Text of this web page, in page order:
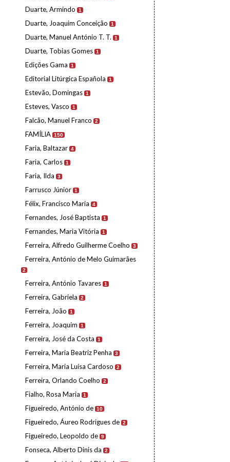
Duarte, Armindo 1
Duarte, Joaquim Conceição 1
Duarte, Manuel António T. T. 1
Duarte, Tobias Gomes 1
Edições Gama 1
Editorial Litúrgica Española 1
Estevão, Domingas 1
Esteves, Vasco 1
Falcão, Manuel Franco 2
FAMÍLIA 150
Faria, Baltazar 4
Faria, Carlos 1
Faria, Ilda 3
Farrusco Júnior 1
Félix, Francisco Maria 4
Fernandes, José Baptista 1
Fernandes, Maria Vitória 1
Ferreira, Alfredo Guilherme Coelho 3
Ferreira, António de Melo Guimarães
2
Ferreira, António Tavares 1
Ferreira, Gabriela 2
Ferreira, João 1
Ferreira, Joaquim 1
Ferreira, José da Costa 1
Ferreira, Maria Beatriz Penha 3
Ferreira, Maria Luísa Cardoso 2
Ferreira, Orlando Coelho 2
Fialho, Rosa Maria 1
Figueiredo, António de 10
Figueiredo, Áureo Rodrigues de 2
Figueiredo, Leopoldo de 9
Fonseca, Alberto Dinis da 2